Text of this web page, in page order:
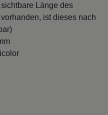
Länge des
ist dieses nach